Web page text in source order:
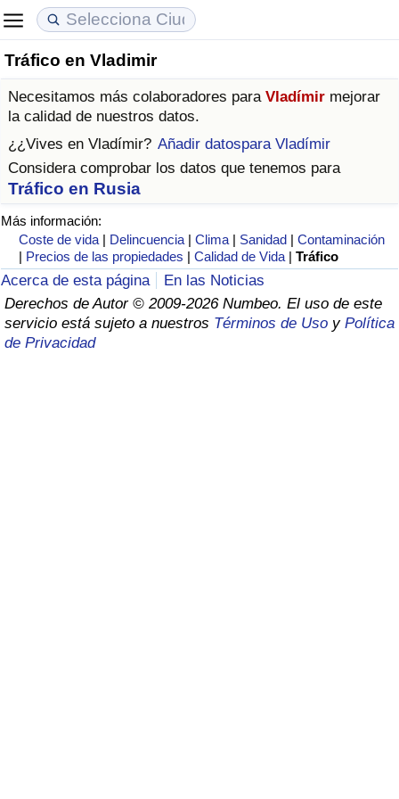
Tráfico en Vladimir
Necesitamos más colaboradores para Vladímir mejorar
la calidad de nuestros datos.
¿¿Vives en Vladímir? Añadir datospara Vladímir
Considera comprobar los datos que tenemos para
Tráfico en Rusia
Más información:
Coste de vida | Delincuencia |Clima | Sanidad |Contaminación
| Precios de las propiedades |Calidad de Vida |Tráfico
Acerca de esta página
En las Noticias
Derechos de Autor © 2009-2026 Numbeo. El uso de este
servicio está sujeto a nuestros Términos de Uso y Política
de Privacidad
Coste de vida
Índice de Costo de Vida (Actual)
Índice de Costo de Vida
Índice de costo de vida por país
en aqaba
Precios de las propiedades
Índice de Precios de Inmuebles (Actual)
Índice de Precios de Inmuebles
Índice de Precios de Inmuebles por País
Calidad de Vida
Índice de Calidad de Vida
Índice de Calidad de Vida (Actual)
Índice de calidad de vida por país
Delincuencia
Calificación del Índice de Criminalidad
(Actual)